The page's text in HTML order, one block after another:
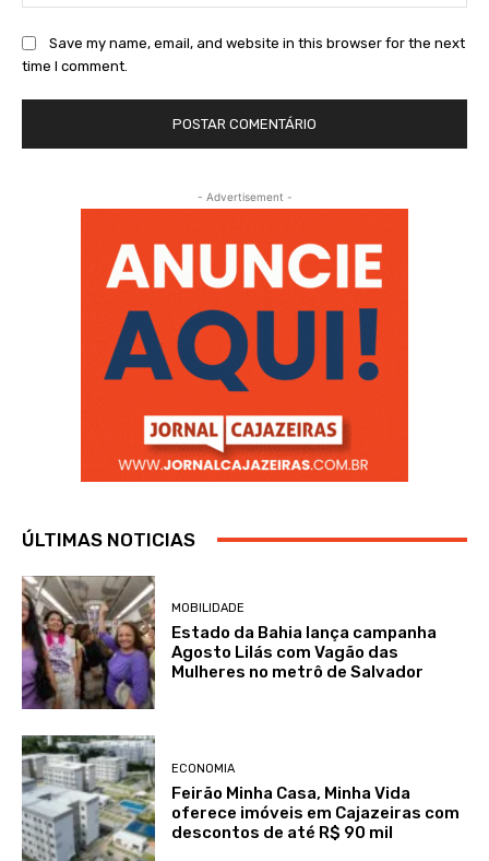
Save my name, email, and website in this browser for the next
time I comment.
- Advertisement -
ÚLTIMAS NOTICIAS
MOBILIDADE
Estado da Bahia lança campanha
Agosto Lilás com Vagão das
Mulheres no metrô de Salvador
ECONOMIA
Feirão Minha Casa, Minha Vida
oferece imóveis em Cajazeiras com
descontos de até R$ 90 mil